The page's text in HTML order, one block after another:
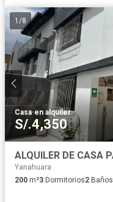
1 /8
Casa·en alquiler
S/.4,350
Yanahuara
200 m²3 Dormitorios2 Baños